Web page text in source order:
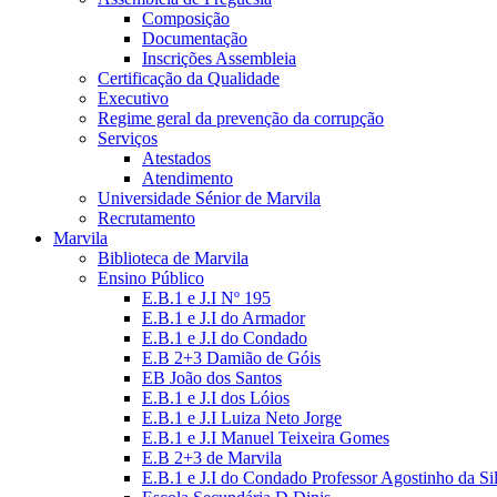
Composição
Documentação
Inscrições Assembleia
Certificação da Qualidade
Executivo
Regime geral da prevenção da corrupção
Serviços
Atestados
Atendimento
Universidade Sénior de Marvila
Recrutamento
Marvila
Biblioteca de Marvila
Ensino Público
E.B.1 e J.I Nº 195
E.B.1 e J.I do Armador
E.B.1 e J.I do Condado
E.B 2+3 Damião de Góis
EB João dos Santos
E.B.1 e J.I dos Lóios
E.B.1 e J.I Luiza Neto Jorge
E.B.1 e J.I Manuel Teixeira Gomes
E.B 2+3 de Marvila
E.B.1 e J.I do Condado Professor Agostinho da